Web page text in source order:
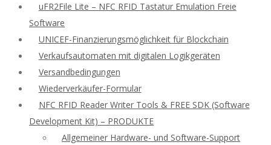
uFR2File Lite – NFC RFID Tastatur Emulation Freie
Software
UNICEF-Finanzierungsmöglichkeit für Blockchain
Verkaufsautomaten mit digitalen Logikgeräten
Versandbedingungen
Wiederverkäufer-Formular
NFC RFID Reader Writer Tools & FREE SDK (Software
Development Kit) – PRODUKTE
Allgemeiner Hardware- und Software-Support